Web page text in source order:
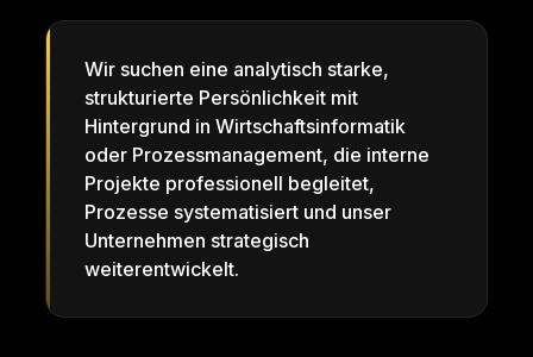
Wir suchen eine analytisch starke,
strukturierte Persönlichkeit mit
Hintergrund in Wirtschaftsinformatik
oder Prozessmanagement, die interne
Projekte professionell begleitet,
Prozesse systematisiert und unser
Unternehmen strategisch
weiterentwickelt.